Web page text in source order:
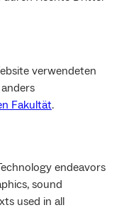
verwendeten
Fakultät.
endeavors
sound
used in all